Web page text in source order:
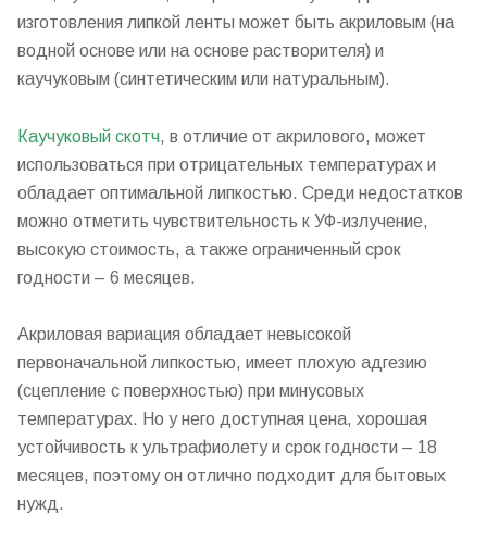
изготовления липкой ленты может быть акриловым (на
водной основе или на основе растворителя) и
каучуковым (синтетическим или натуральным).
Каучуковый скотч, в отличие от акрилового, может
использоваться при отрицательных температурах и
обладает оптимальной липкостью. Среди недостатков
можно отметить чувствительность к УФ-излучение,
высокую стоимость, а также ограниченный срок
годности – 6 месяцев.
Акриловая вариация обладает невысокой
первоначальной липкостью, имеет плохую адгезию
(сцепление с поверхностью) при минусовых
температурах. Но у него доступная цена, хорошая
устойчивость к ультрафиолету и срок годности – 18
месяцев, поэтому он отлично подходит для бытовых
нужд.